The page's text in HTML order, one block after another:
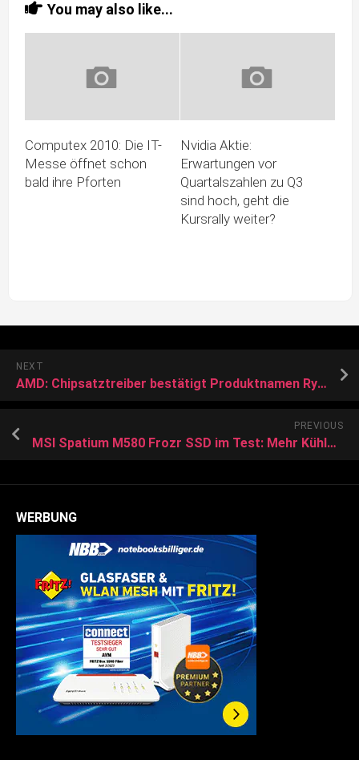
You may also like...
Computex 2010: Die IT-
Messe öffnet schon
bald ihre Pforten
Nvidia Aktie:
Erwartungen vor
Quartalszahlen zu Q3
sind hoch, geht die
Kursrally weiter?
NEXT
AMD: Chipsatztreiber bestätigt Produktnamen Ryzen 9000
PREVIOUS
MSI Spatium M580 Frozr SSD im Test: Mehr Kühler geht nicht!
WERBUNG